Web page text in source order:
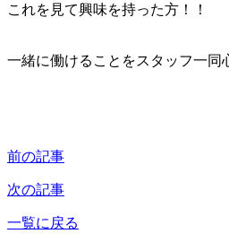
これを見て興味を持った方！！
一緒に働けることをスタッフ一同
前の記事
次の記事
一覧に戻る